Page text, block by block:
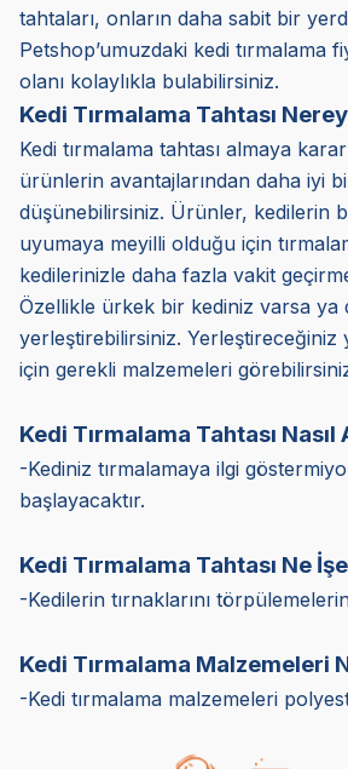
tahtaları, onların daha sabit bir
Petshop’umuzdaki kedi tırmalama
olanı kolaylıkla bulabilirsiniz.
Kedi Tırmalama Tahtası
Kedi tırmalama tahtası almaya
ürünlerin avantajlarından daha iyi
düşünebilirsiniz. Ürünler, kedilerin
uyumaya meyilli olduğu için
kedilerinizle daha fazla vakit
Özellikle ürkek bir kediniz varsa ya
yerleştirebilirsiniz. Yerleştireceğiniz
için gerekli malzemeleri
Kedi Tırmalama Tahtası Nasıl
-Kediniz tırmalamaya ilgi
başlayacaktır.
Kedi Tırmalama Tahtası Ne
-Kedilerin tırnaklarını
Kedi Tırmalama Malzemeleri
-Kedi tırmalama malzemeleri